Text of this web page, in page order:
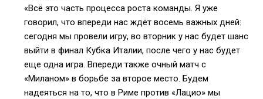
«Всё это часть процесса роста команды. Я уже
говорил, что впереди нас ждёт восемь важных дней:
сегодня мы провели игру, во вторник у нас будет шанс
выйти в финал Кубка Италии, после чего у нас будет
еще одна игра. Впереди также очный матч с
«Миланом» в борьбе за второе место. Будем
надеяться на то, что в Риме против «Лацио» мы